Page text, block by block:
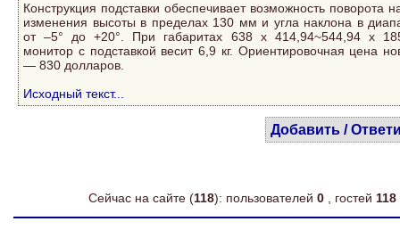
Конструкция подставки обеспечивает возможность поворота
изменения высоты в пределах 130 мм и угла наклона в
от –5° до +20°. При габаритах 638 x 414,94~544,94 x
монитор с подставкой весит 6,9 кг. Ориентировочная цена
— 830 долларов.
Исходный текст...
Добавить /
Сейчас на сайте (118): пользователей 0 , гостей 118